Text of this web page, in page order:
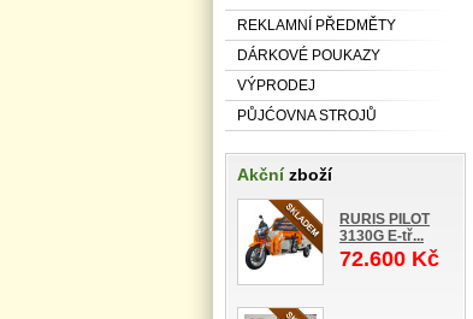
REKLAMNÍ PŘEDMĚTY
DÁRKOVÉ POUKAZY
VÝPRODEJ
PŮJĆOVNA STROJŮ
Akčnízboží
RURIS PILOT
3130G E-tř...
72.600 Kč